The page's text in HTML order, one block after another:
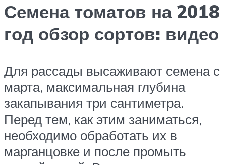
Семена томатов на 2018
год обзор сортов: видео
Для рассады высаживают семена с
марта, максимальная глубина
закапывания три сантиметра.
Перед тем, как этим заниматься,
необходимо обработать их в
марганцовке и после промыть